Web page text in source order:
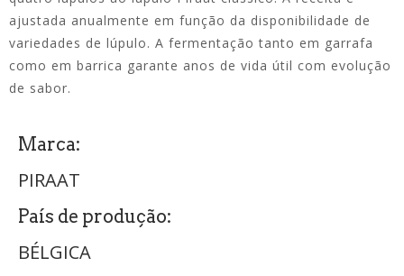
ajustada anualmente em função da disponibilidade de
variedades de lúpulo. A fermentação tanto em garrafa
como em barrica garante anos de vida útil com evolução
de sabor.
Marca:
PIRAAT
País de produção:
BÉLGICA